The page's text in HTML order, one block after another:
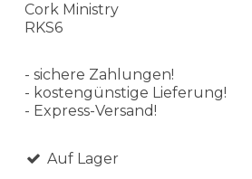
Cork Ministry
RKS6
- sichere Zahlungen!
- kostengünstige Lieferung!
- Express-Versand!
Auf Lager